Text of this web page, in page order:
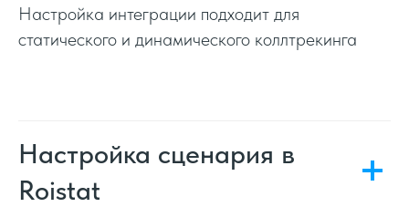
Настройка интеграции подходит для
статического и динамического коллтрекинга
Настройка сценария в
Roistat